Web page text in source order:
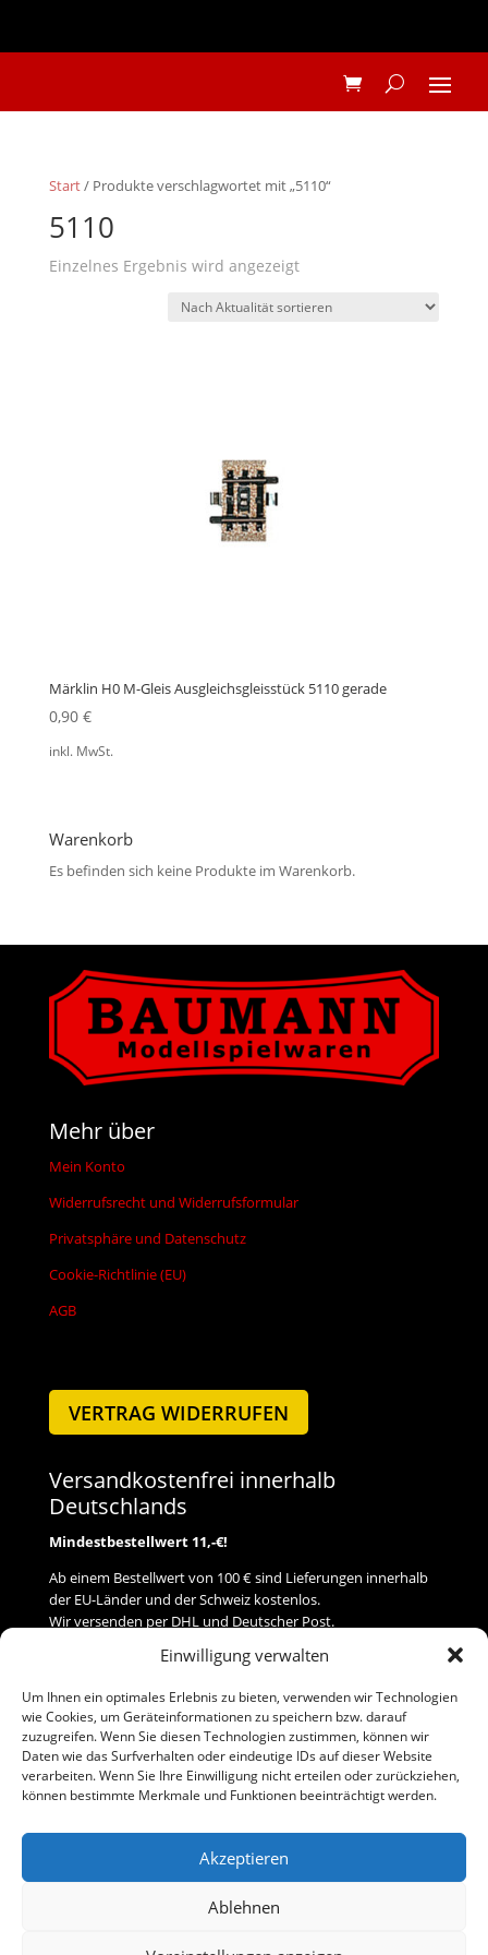
Einwilligung verwalten
Um Ihnen ein optimales Erlebnis zu bieten, verwenden wir Technologien
wie Cookies, um Geräteinformationen zu speichern bzw. darauf
zuzugreifen. Wenn Sie diesen Technologien zustimmen, können wir
Daten wie das Surfverhalten oder eindeutige IDs auf dieser Website
verarbeiten. Wenn Sie Ihre Einwilligung nicht erteilen oder zurückziehen,
können bestimmte Merkmale und Funktionen beeinträchtigt werden.
Akzeptieren
Ablehnen
Start/ Produkte verschlagwortet mit „5110“
5110
Einzelnes Ergebnis wird angezeigt
Märklin H0 M-Gleis Ausgleichsgleisstück 5110 gerade
0,90 €
inkl. MwSt.
Warenkorb
Es befinden sich keine Produkte im Warenkorb.
Mehr über
Mein Konto
Widerrufsrecht und Widerrufsformular
Privatsphäre und Datenschutz
Cookie-Richtlinie (EU)
AGB
VERTRAG WIDERRUFEN
Versandkostenfrei innerhalb
Deutschlands
Mindestbestellwert 11,-€!
Ab einem Bestellwert von 100 € sind Lieferungen innerhalb
der EU-Länder und der Schweiz kostenlos.
Wir versenden per DHL und Deutscher Post.
Versand
Zahlung
Baumann Modellspielwaren
Telefon (0 91 61) 33 84